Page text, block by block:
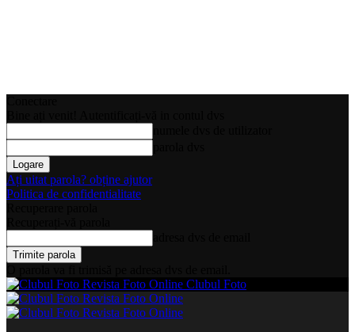
Ați uitat parola? obține ajutor
Politica de confidentialitate
Clubul Foto